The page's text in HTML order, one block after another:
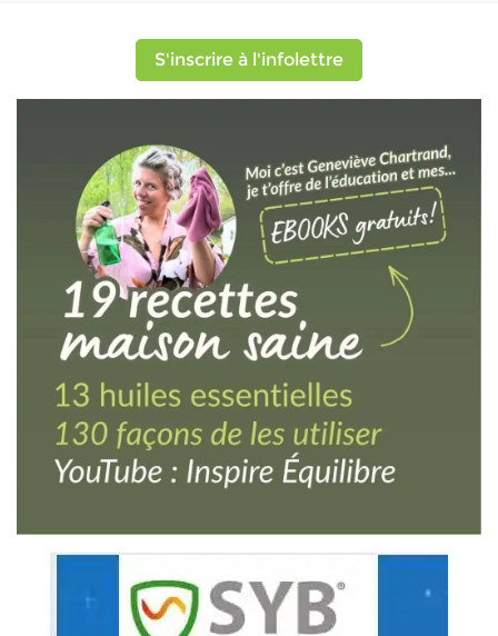
S'inscrire à l'infolettre